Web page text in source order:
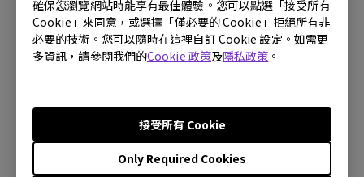
確保您瀏覽網站時能享有最佳體驗。您可以點選「接受所有
Cookie」來同意，或選擇「僅必要的 Cookie」拒絕所有非
必要的技術。您可以隨時在這裡自訂 Cookie 設定。如需更
多資訊，請參閱我們的Cookie 政策及隱私政策 。
Only Required Cookies
接受所有 Cookie
投影機是否通過 ARC/eARC 支持 Dolby TrueHD
7.1 格式？
什麼 HDMI 電纜版本與 4K HDR 兼容？